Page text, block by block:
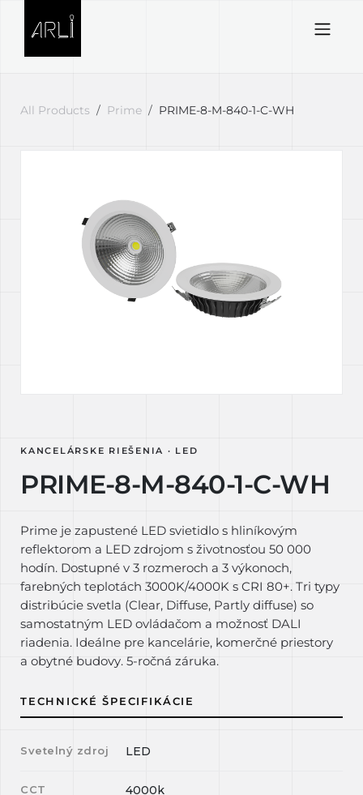
All Products Prime PRIME-8-M-840-1-C-WH
KANCELÁRSKE RIEŠENIA · LED
PRIME-8-M-840-1-C-WH
Prime je zapustené LED svietidlo s hliníkovým
reflektorom a LED zdrojom s životnosťou 50 000
hodín. Dostupné v 3 rozmeroch a 3 výkonoch,
farebných teplotách 3000K/4000K s CRI 80+. Tri typy
distribúcie svetla (Clear, Diffuse, Partly diffuse) so
samostatným LED ovládačom a možnosť DALI
riadenia. Ideálne pre kancelárie, komerčné priestory
a obytné budovy. 5-ročná záruka.
TECHNICKÉ ŠPECIFIKÁCIE
Svetelný zdroj LED
CCT 4000k